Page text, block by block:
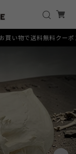
い物で送料無料クーポ